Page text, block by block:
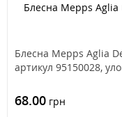
Блесна Mepps
Блесна Mepps Aglia
артикул 95150028,
68.00 грн